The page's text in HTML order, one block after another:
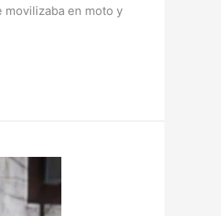
movilizaba en moto y